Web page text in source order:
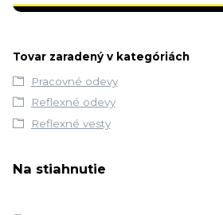
Tovar zaradený v kategóriách
Pracovné odevy
Reflexné odevy
Reflexné vesty
Na stiahnutie